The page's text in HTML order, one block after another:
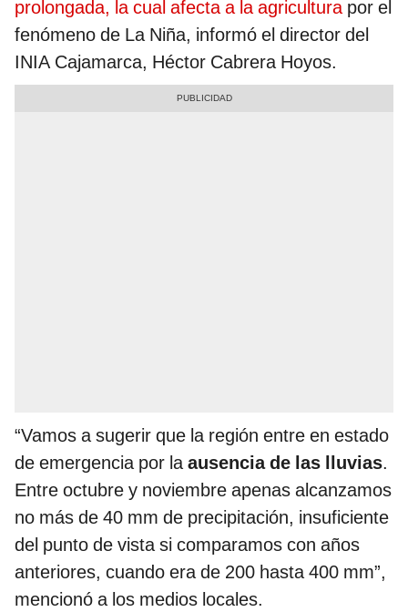
prolongada, la cual afecta a la agriculturapor el
fenómeno de La Niña, informó el director del
INIA Cajamarca, Héctor Cabrera Hoyos.
“Vamos a sugerir que la región entre en estado
de emergencia por laausencia de las lluvias.
Entre octubre y noviembre apenas alcanzamos
no más de 40 mm de precipitación, insuficiente
del punto de vista si comparamos con años
anteriores, cuando era de 200 hasta 400 mm”,
mencionó a los medios locales.